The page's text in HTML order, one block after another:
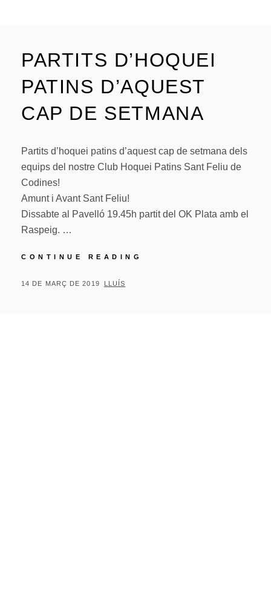
PARTITS D’HOQUEI
PATINS D’AQUEST
CAP DE SETMANA
Partits d’hoquei patins d’aquest cap de setmana dels
equips del nostre Club Hoquei Patins Sant Feliu de
Codines!
Amunt i Avant Sant Feliu!
Dissabte al Pavelló 19.45h partit del OK Plata amb el
Raspeig. …
CONTINUE READING
POSTED
14 DE MARÇ DE 2019 BY
LLUÍS